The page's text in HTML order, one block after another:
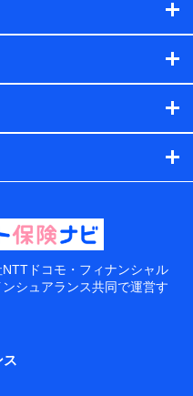
ドコモ・フィナンシャル
シュアランス共同で運営す
ス